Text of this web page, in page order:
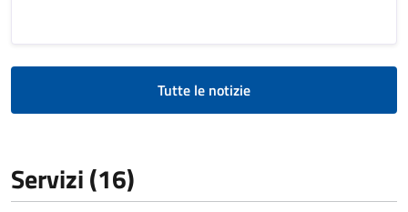
Tutte le notizie
Servizi (16)